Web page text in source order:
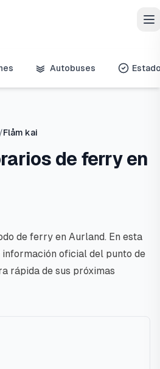
Autobuses
/Flåm kai
de ferry en
de ferry en Aurland. En esta
oficial del punto de
rápida de sus próximas